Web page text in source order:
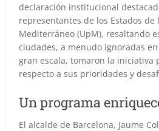
declaración institucional
representantes de los Estados de
Mediterráneo (UpM), resaltando
ciudades, a menudo ignoradas
gran escala, tomaron la iniciativa
respecto a sus prioridades y
Un programa
El alcalde de Barcelona, Jaume